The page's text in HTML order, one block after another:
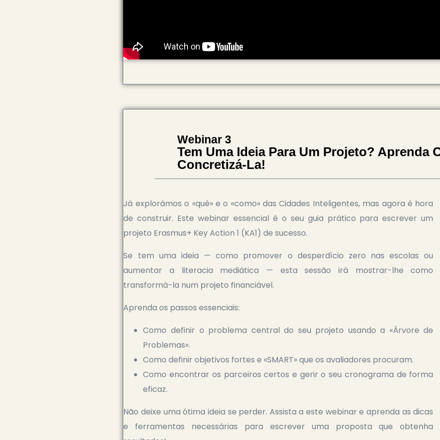
Webinar 3
Tem Uma Ideia Para Um Projeto? Aprenda
Concretizá-La!
Já explorámos o «quê» e o «como» das Cidades Inteligentes, mas agora é hora
de construir. Este webinar essencial é o seu guia prático para escrever um
projeto Erasmus+ Key Action 1 (KA1) de sucesso.
Se tem uma ideia — como promover o desperdício zero nas escolas ou
aumentar a literacia mediática — esta sessão irá mostrar-lhe como
transformá-la num projeto financiável.
Aprenda os passos essenciais:
Como definir o problema central do seu projeto usando a «Árvore de
Problemas».
Como definir objetivos fortes e «SMART» que os avaliadores procuram.
Como encontrar os parceiros certos e gerir o seu cronograma de forma
eficaz.
Não deixe uma ótima ideia se perder. Assista a este webinar e aprenda as dicas
e ferramentas necessárias para escrever uma proposta que obtenha